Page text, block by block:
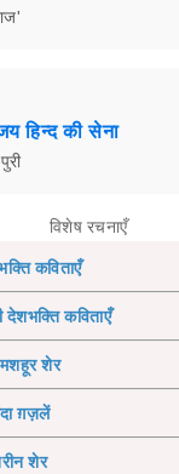
हिन्द की सेना
विशेष रचनाएँ
कविताएँ
देशभक्ति कविताएँ
शेर
ग़ज़लें
शेर